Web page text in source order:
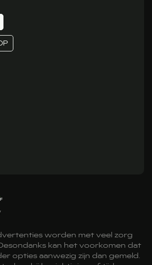
worden met veel zorg
kan het voorkomen dat
opties aanwezig zijn dan gemeld.